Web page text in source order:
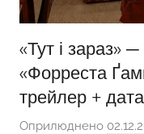
«Тут і зараз»
«Форреста
трейлер +
Оприлюднено